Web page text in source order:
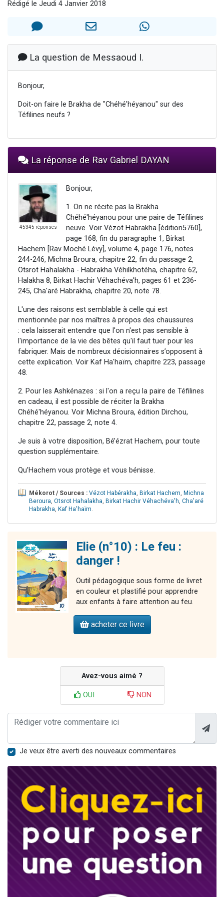
30 personnes viennent de faire un don pour Sauvez la jambe de Yohan
12 nouvelles musiques dans Torah-Box Music
29 personnes viennent de demander une bénédiction
Rédigé le Jeudi 4 Janvier 2018
La question de Messaoud I.
Bonjour,
Doit-on faire le Brakha de "Chéhé'héyanou" sur des
Téfilines neufs ?
La réponse de Rav Gabriel DAYAN
45345 réponses
Bonjour,
1. On ne récite pas la Brakha
Chéhé'héyanou pour une paire de Téfilines
neuve. Voir Vézot Habrakha [édition5760],
page 168, fin du paragraphe 1, Birkat
Hachem [Rav Moché Lévy], volume 4, page 176, notes
244-246, Michna Broura, chapitre 22, fin du passage 2,
Otsrot Hahalakha - Habrakha Véhilkhotéha, chapitre 62,
Halakha 8, Birkat Hachir Véhachéva'h, pages 61 et 236-
245, Cha'aré Habrakha, chapitre 20, note 78.
L'une des raisons est semblable à celle qui est
mentionnée par nos maîtres à propos des chaussures
: cela laisserait entendre que l'on n'est pas sensible à
l'importance de la vie des bêtes qu'il faut tuer pour les
fabriquer. Mais de nombreux décisionnaires s’opposent à
cette explication. Voir Kaf Ha'haïm, chapitre 223, passage
48.
2. Pour les Ashkénazes : si l'on a reçu la paire de Téfilines
en cadeau, il est possible de réciter la Brakha
Chéhé'héyanou. Voir Michna Broura, édition Dirchou,
chapitre 22, passage 2, note 4.
Je suis à votre disposition, Bé’ézrat Hachem, pour toute
question supplémentaire.
Qu’Hachem vous protège et vous bénisse.
Mékorot / Sources : Vézot Habérakha, Birkat Hachem, Michna
Beroura, Otsrot Hahalakha, Birkat Hachir Véhachéva'h, Cha'aré
Habrakha, Kaf Ha'haïm.
Elie (n°10) : Le feu :
danger !
Outil pédagogique sous forme de livret
en couleur et plastifié pour apprendre
aux enfants à faire attention au feu.
acheter ce livre
Avez-vous aimé ?
OUI NON
Je veux être averti des nouveaux commentaires